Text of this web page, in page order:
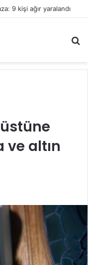
9 kişi ağır yaralandı
...
ve altın